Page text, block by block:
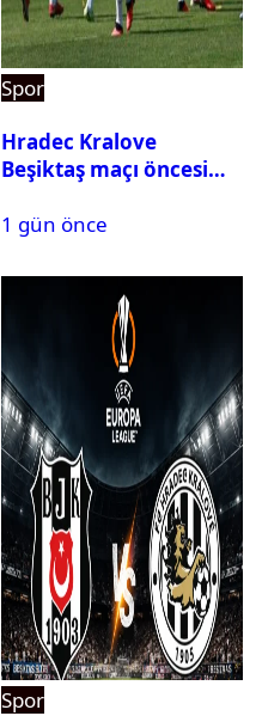
Spor
Hradec Kralove
Beşiktaş maçı öncesi
Siyah-Beyazlıların 11’i
1 gün önce
Spor